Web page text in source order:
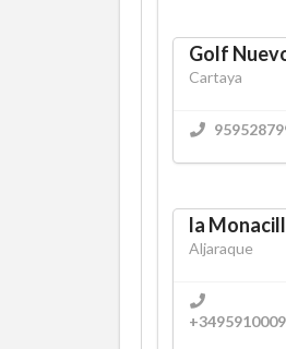
Golf
Cartaya
la
Aljaraque